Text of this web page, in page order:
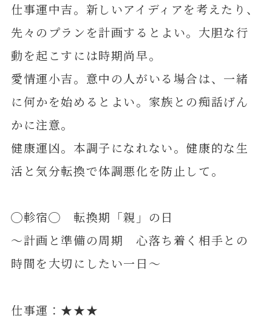
仕事運中吉。新しいアイディアを考えたり、
先々のプランを計画するとよい。大胆な行
動を起こすには時期尚早。
愛情運小吉。意中の人がいる場合は、一緒
に何かを始めるとよい。家族との痴話げん
かに注意。
健康運凶。本調子になれない。健康的な生
活と気分転換で体調悪化を防止して。
◯軫宿◯ 転換期「親」の日
～計画と準備の周期 心落ち着く相手との
時間を大切にしたい一日～
仕事運：★★★